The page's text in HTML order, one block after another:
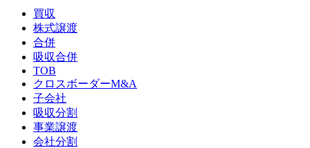
買収
株式譲渡
合併
吸収合併
TOB
クロスボーダーM&A
子会社
吸収分割
事業譲渡
会社分割